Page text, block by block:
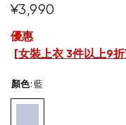
¥3,990
優惠
女裝上衣 3件以上9折]
顏色: 藍